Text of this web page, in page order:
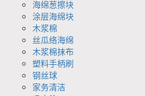
海绵葱擦块
涂层海绵块
木浆棉
丝瓜络海绵
木浆棉抹布
塑料手柄刷
钢丝球
家务清洁